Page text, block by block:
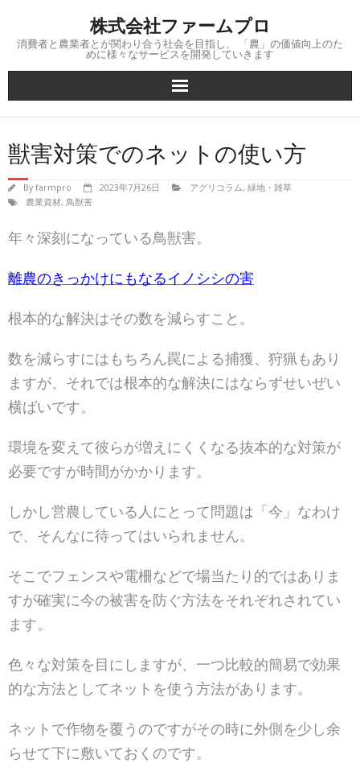
content
株式会社ファームプロ
消費者と農業者とが関わり合う社会を目指し、 「農」の価値向上のた
めに様々なサービスを開発していきます
獣害対策でのネットの使い方
Byfarmpro 2023年7月26日 アグリコラム, 緑地・雑草
農業資材, 鳥獣害
年々深刻になっている鳥獣害。
離農のきっかけにもなるイノシシの害
根本的な解決はその数を減らすこと。
数を減らすにはもちろん罠による捕獲、狩猟もあり
ますが、それでは根本的な解決にはならずせいぜい
横ばいです。
環境を変えて彼らが増えにくくなる抜本的な対策が
必要ですが時間がかかります。
しかし営農している人にとって問題は「今」なわけ
で、そんなに待ってはいられません。
そこでフェンスや電柵などで場当たり的ではありま
すが確実に今の被害を防ぐ方法をそれぞれされてい
ます。
色々な対策を目にしますが、一つ比較的簡易で効果
的な方法としてネットを使う方法があります。
ネットで作物を覆うのですがその時に外側を少し余
らせて下に敷いておくのです。